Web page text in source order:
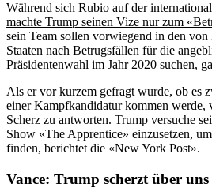
Während sich Rubio auf der
machte Trump seinen Vize nur zum
sein Team sollen vorwiegend in den
Staaten nach Betrugsfällen für die
Präsidentenwahl im Jahr 2020 suchen,
Als er vor kurzem gefragt wurde, ob es
einer Kampfkandidatur kommen werde,
Scherz zu antworten. Trump versuche
Show «The Apprentice» einzusetzen,
finden, berichtet die «New York Post».
Vance: Trump scherzt über uns